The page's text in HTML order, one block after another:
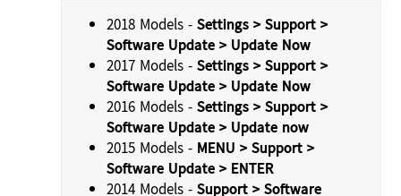
2018 Models -Settings > Support >
Software Update > Update Now
2017 Models -Settings > Support >
Software Update > Update Now
2016 Models -Settings > Support >
Software Update > Update now
2015 Models - MENU > Support >
Software Update > ENTER
2014 Models -Support > Software